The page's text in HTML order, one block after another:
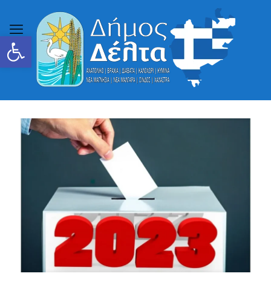
Ανοίξτε τη γραμμή εργαλείων